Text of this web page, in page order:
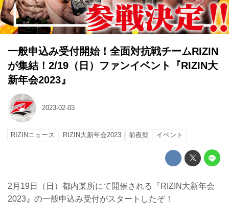
一般申込み受付開始！全面対抗戦チームRIZIN
が集結！2/19（日）ファンイベント『RIZIN大
新年会2023』
2023-02-03
RIZINニュース RIZIN大新年会2023 前夜祭 イベント
2月19日（日）都内某所にて開催される『RIZIN大新年会
2023』の一般申込み受付がスタートしたぞ！